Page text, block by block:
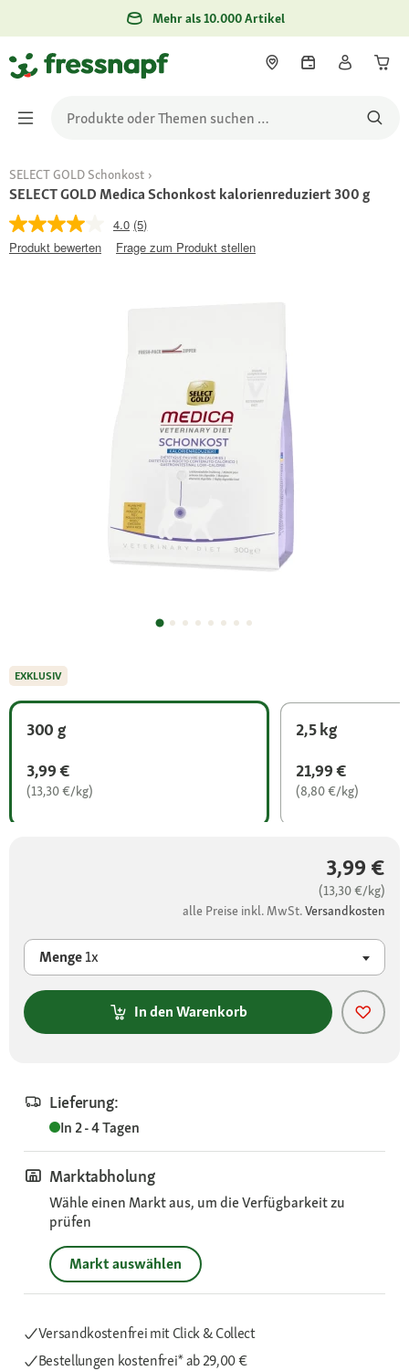
Mehr als 10.000 Artikel
SELECT GOLD Schonkost
SELECT GOLD Medica Schonkost kalorienreduziert 300 g
4.0 (5)
Produkt bewerten
Frage zum Produkt stellen
300 g
3,99 €
(13,30 €/kg)
2,5 kg
21,99 €
(8,80 €/kg)
3,99 €
(13,30 €/kg)
alle Preise inkl. MwSt.Versandkosten
Menge1x
In den Warenkorb
Lieferung:
In 2 - 4 Tagen
Marktabholung
Wähle einen Markt aus, um die Verfügbarkeit zu
prüfen
Markt auswählen
Versandkostenfrei mit Click & Collect
Bestellungen kostenfrei*ab 29,00 €
EXKLUSIV